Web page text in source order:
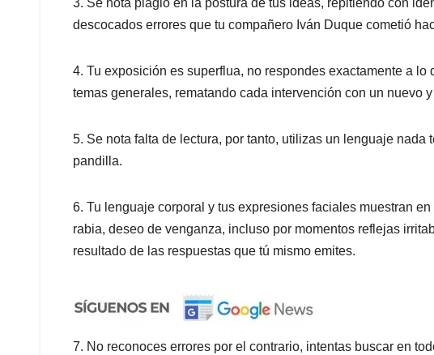
3. Se nota plagio en la postura de tus ideas, repitiendo con
descocados errores que tu compañero Iván Duque cometió
4. Tu exposición es superflua, no respondes exactamente a
temas generales, rematando cada intervención con un nuevo
5. Se nota falta de lectura, por tanto, utilizas un lenguaje nada
pandilla.
6. Tu lenguaje corporal y tus expresiones faciales muestran
rabia, deseo de venganza, incluso por momentos reflejas
resultado de las respuestas que tú mismo emites.
7. No reconoces errores por el contrario, intentas buscar en